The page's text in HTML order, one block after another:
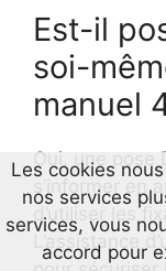
Est-il
soi-
manuel
Oui, une pose
s’informer en
d’utiliser les
L’assistance
Les cookies
nos services
services, vous
accord pour